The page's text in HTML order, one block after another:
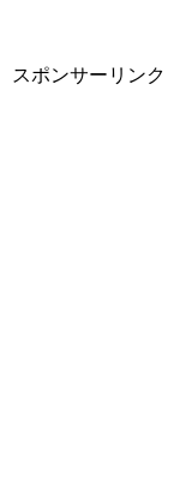
スポンサーリンク